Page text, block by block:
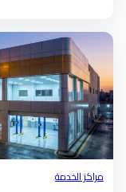
مراكز الخدمة